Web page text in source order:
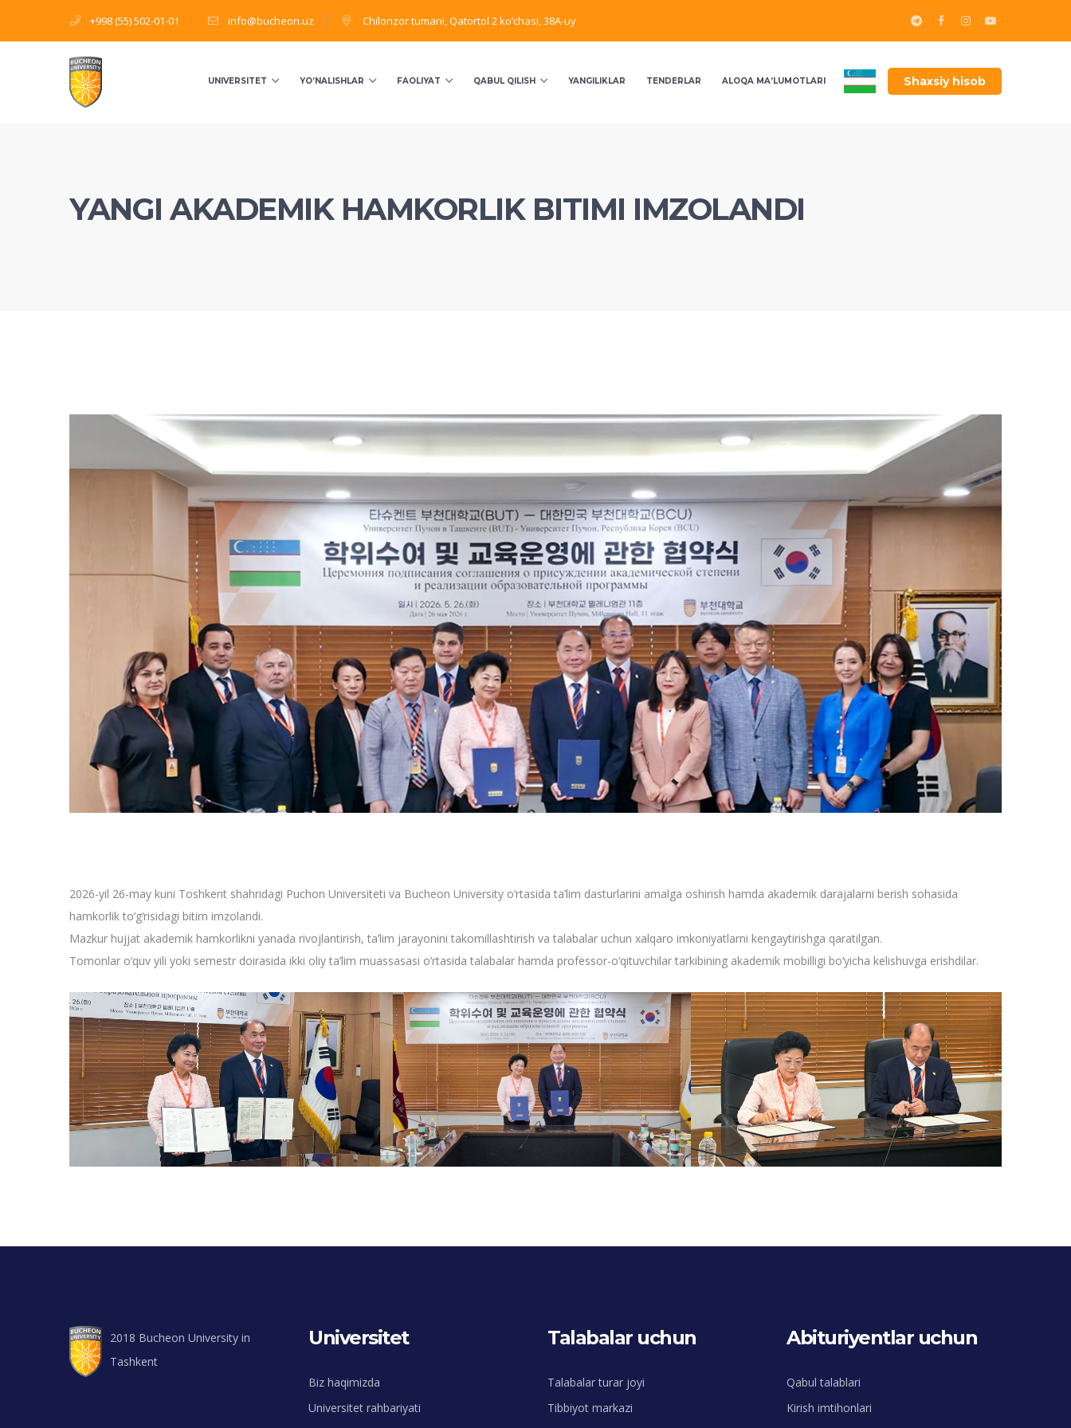
+998 (55) 502-01-01 info@bucheon.uz Chilonzor tumani, Qatortol 2 ko’chasi, 38A-uy
Shaxsiy hisob
UNIVERSITET YO’NALISHLAR FAOLIYAT QABUL QILISH YANGILIKLAR TENDERLAR ALOQA MA’LUMOTLARI
YANGI AKADEMIK HAMKORLIK BITIMI IMZOLANDI
2026-yil 26-may kuni Toshkent shahridagi Puchon Universiteti va Bucheon University o‘rtasida ta’lim dasturlarini amalga oshirish hamda akademik darajalarni berish sohasida
hamkorlik to‘g‘risidagi bitim imzolandi.
Mazkur hujjat akademik hamkorlikni yanada rivojlantirish, ta’lim jarayonini takomillashtirish va talabalar uchun xalqaro imkoniyatlarni kengaytirishga qaratilgan.
Tomonlar o‘quv yili yoki semestr doirasida ikki oliy ta’lim muassasasi o‘rtasida talabalar hamda professor-o‘qituvchilar tarkibining akademik mobilligi bo‘yicha kelishuvga erishdilar.
2018 Bucheon University in
Tashkent
Universitet
Biz haqimizda
Universitet rahbariyati
Talabalar uchun
Talabalar turar joyi
Tibbiyot markazi
Abituriyentlar uchun
Qabul talablari
Kirish imtihonlari